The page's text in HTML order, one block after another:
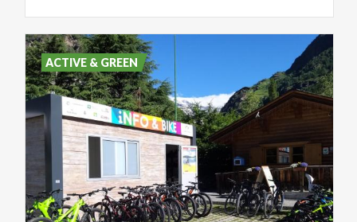
ACTIVE & GREEN